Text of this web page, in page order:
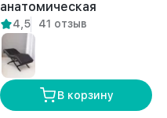
анатомическая
косметологическая с
держателем Килини
белая
4,5 41 отзыв
В корзину